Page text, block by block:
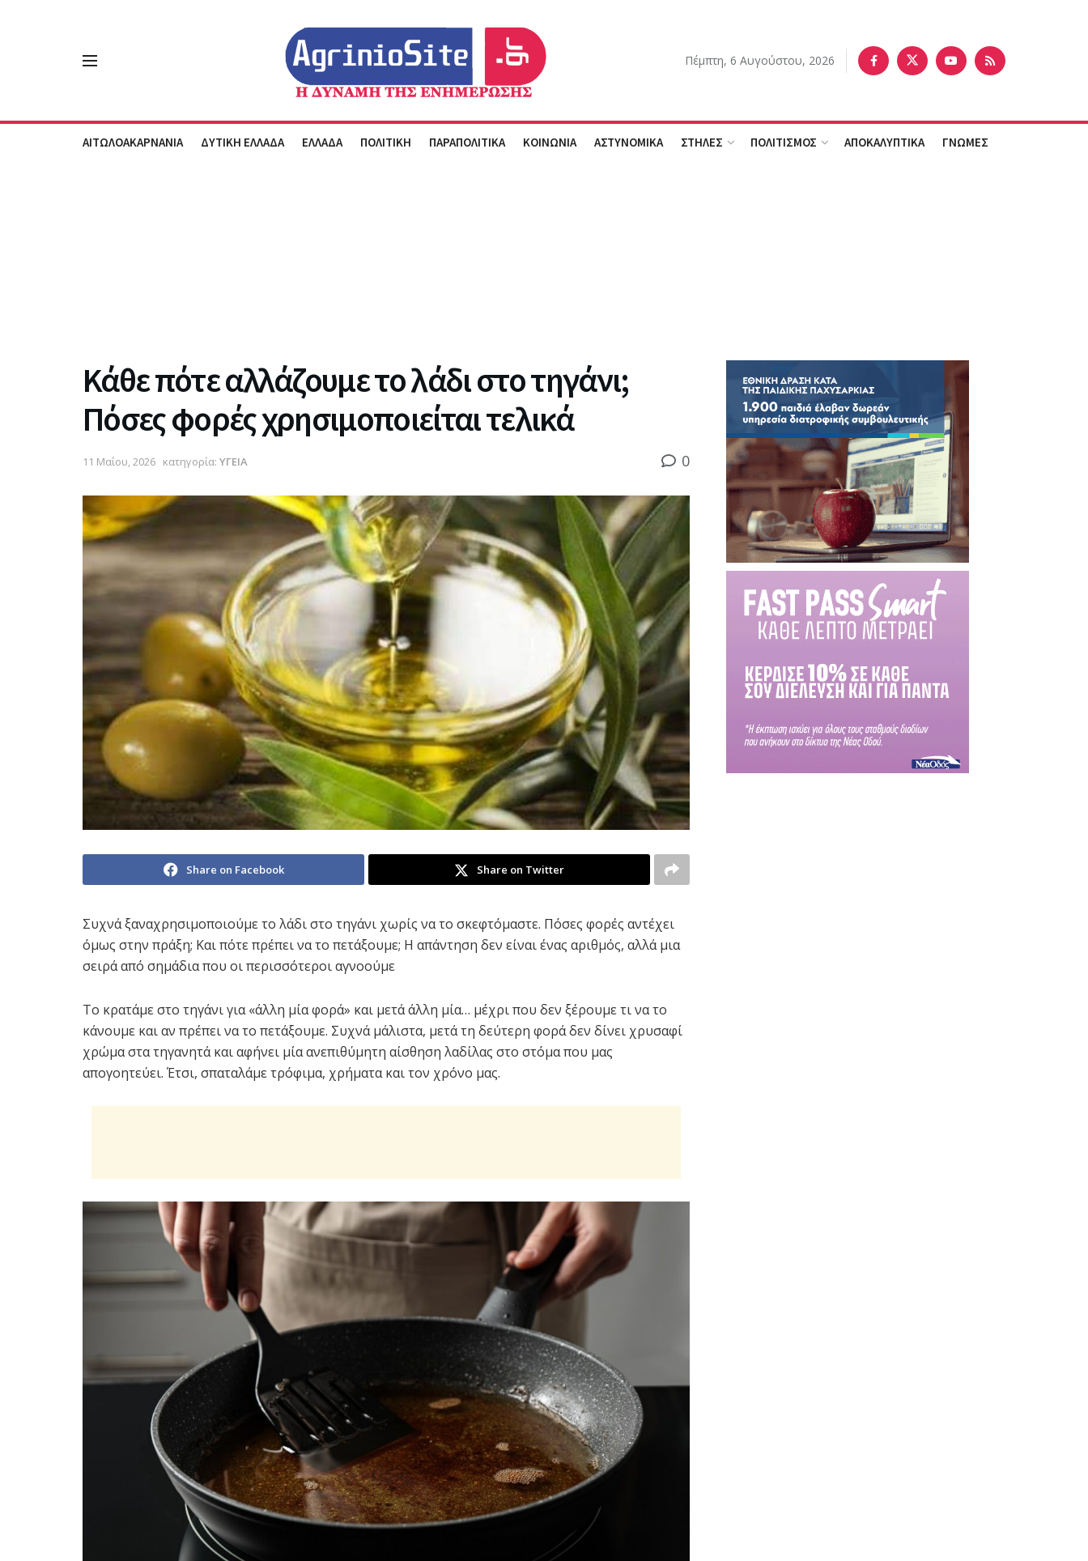
Πέμπτη, 6 Αυγούστου, 2026
ΑΙΤΩΛΟΑΚΑΡΝΑΝΙΑ ΔΥΤΙΚΗ ΕΛΛΑΔΑ ΕΛΛΑΔΑ ΠΟΛΙΤΙΚΗ ΠΑΡΑΠΟΛΙΤΙΚΑ ΚΟΙΝΩΝΙΑ ΑΣΤΥΝΟΜΙΚΑ ΣΤΗΛΕΣ ΠΟΛΙΤΙΣΜΟΣ ΑΠΟΚΑΛΥΠΤΙΚΑ ΓΝΩΜΕΣ
Κάθε πότε αλλάζουμε το λάδι στο τηγάνι;
Πόσες φορές χρησιμοποιείται τελικά
11 Μαΐου, 2026 κατηγορία: ΥΓΕΙΑ 0
Share on Facebook Share on Twitter
Συχνά ξαναχρησιμοποιούμε το λάδι στο τηγάνι χωρίς να το σκεφτόμαστε. Πόσες φορές αντέχει
όμως στην πράξη; Και πότε πρέπει να το πετάξουμε; Η απάντηση δεν είναι ένας αριθμός, αλλά μια
σειρά από σημάδια που οι περισσότεροι αγνοούμε
Το κρατάμε στο τηγάνι για «άλλη μία φορά» και μετά άλλη μία… μέχρι που δεν ξέρουμε τι να το
κάνουμε και αν πρέπει να το πετάξουμε. Συχνά μάλιστα, μετά τη δεύτερη φορά δεν δίνει χρυσαφί
χρώμα στα τηγανητά και αφήνει μία ανεπιθύμητη αίσθηση λαδίλας στο στόμα που μας
απογοητεύει. Έτσι, σπαταλάμε τρόφιμα, χρήματα και τον χρόνο μας.